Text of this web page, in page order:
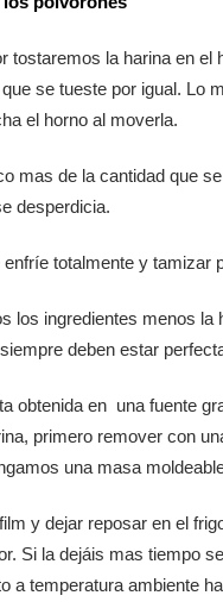
tostaremos la harina en el
se tueste por igual. Lo
el horno al moverla.
mas de la cantidad que
desperdicia.
enfríe totalmente y tamizar
los ingredientes menos la
deben estar
obtenida en una fuente
primero remover con
una masa
y dejar reposar en el
Si la dejáis mas tiempo
a temperatura ambiente